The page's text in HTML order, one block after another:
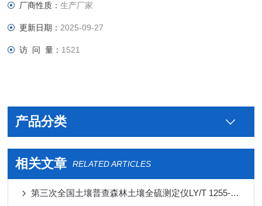
厂商性质：生产厂家
更新日期： 2025-09-27
访 问 量： 1521
产品分类
相关文章 RELATED ARTICLES
第三次全国土壤普查森林土壤全硫测定仪LY/T 1255-1999